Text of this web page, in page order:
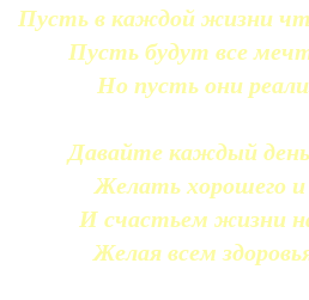
Пусть в каждой жизни
Пусть будут все
Но пусть они
Давайте каждый
Желать хорошего и
И счастьем жизни
Желая всем